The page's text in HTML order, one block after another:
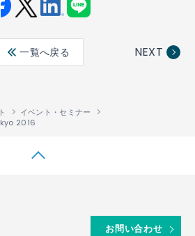
ter
edin
一覧へ戻る NEXT
イベント・セミナー
2016
お問い合わせ